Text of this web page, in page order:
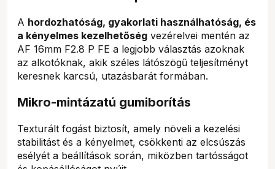
A hordozhatóság, gyakorlati használhatóság, és
a kényelmes kezelhetőség vezérelvei mentén az
AF 16mm F2.8 P FE a legjobb választás azoknak
az alkotóknak, akik széles látószögű teljesítményt
keresnek karcsú, utazásbarát formában.
Mikro-mintázatú gumiborítás
Texturált fogást biztosít, amely növeli a kezelési
stabilitást és a kényelmet, csökkenti az elcsúszás
esélyét a beállítások során, miközben tartósságot